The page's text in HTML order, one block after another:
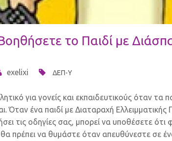
Βοηθήσετε το Παιδί με
exelixi ΔΕΠ-Υ
για γονείς και εκπαιδευτικούς όταν τα
Όταν ένα παιδί με Διαταραχή
τις οδηγίες σας, μπορεί να υποθέσετε ότι
πρέπει να θυμάστε όταν απευθύνεστε σε